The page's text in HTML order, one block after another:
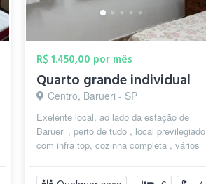
R$ 1.450,00 por mês
Quarto grande individual
Centro, Barueri - SP
Exelente local, ao lado da estação de
Barueri , perto de tudo , local previlegiado
com infra top, cozinha completa , vários